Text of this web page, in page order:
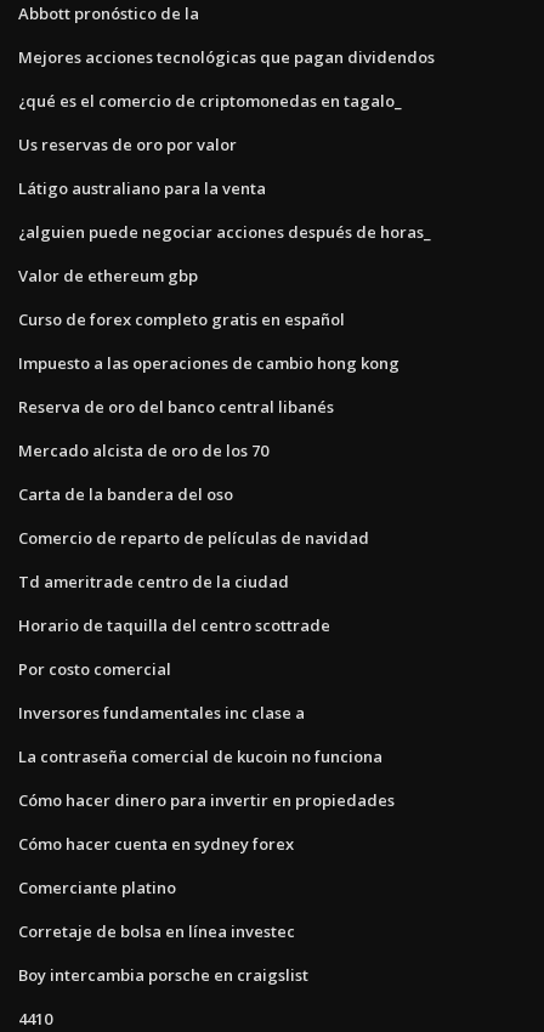
Abbott pronóstico de la
Mejores acciones tecnológicas que pagan dividendos
¿qué es el comercio de criptomonedas en tagalo_
Us reservas de oro por valor
Látigo australiano para la venta
¿alguien puede negociar acciones después de horas_
Valor de ethereum gbp
Curso de forex completo gratis en español
Impuesto a las operaciones de cambio hong kong
Reserva de oro del banco central libanés
Mercado alcista de oro de los 70
Carta de la bandera del oso
Comercio de reparto de películas de navidad
Td ameritrade centro de la ciudad
Horario de taquilla del centro scottrade
Por costo comercial
Inversores fundamentales inc clase a
La contraseña comercial de kucoin no funciona
Cómo hacer dinero para invertir en propiedades
Cómo hacer cuenta en sydney forex
Comerciante platino
Corretaje de bolsa en línea investec
Boy intercambia porsche en craigslist
4410